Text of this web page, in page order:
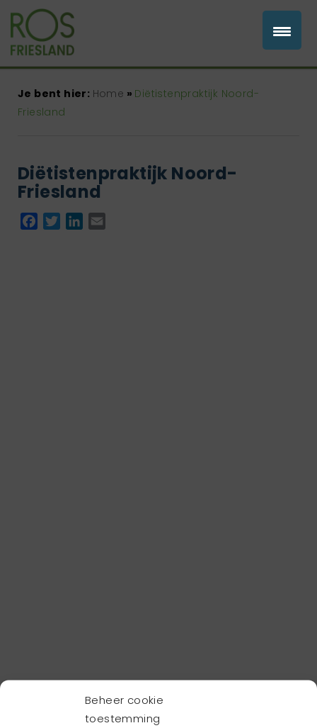
Beheer cookie
toestemming
Je bent hier: Home » Diëtistenpraktijk Noord-
Friesland
Diëtistenpraktijk Noord-
Friesland
Facebook
TwitterLinkedIn